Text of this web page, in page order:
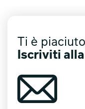
Ti è
Iscriviti